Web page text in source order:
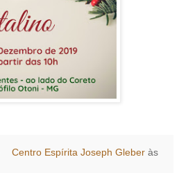
Centro Espírita Joseph Gleber às